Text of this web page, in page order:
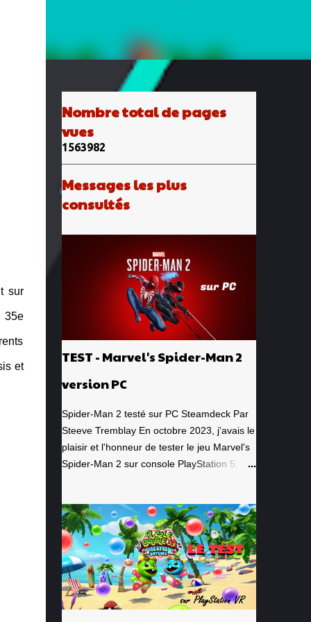
sur
35e
et
Nombre total de pages
vues
1563982
Messages les plus
consultés
TEST - Marvel's Spider-Man 2
version PC
Spider-Man 2 testé sur PC Steamdeck Par
Steeve Tremblay En octobre 2023, j'avais le
plaisir et l'honneur de tester le jeu Marvel's
Spider-Man 2 sur console PlayStation 5. Un
épique. À quel point j'avais apprécié mon
expérience? Je lui avais donné la
spectaculaire note de 10/10. Pour revoir
mon test, c'est par ici . Lorsque PlayStation
Canada nous a contacté il y a deux
semaines pour faire le test de la version PC,